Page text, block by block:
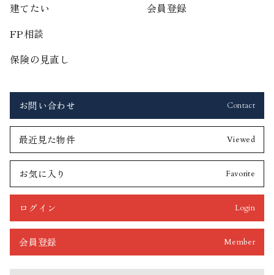
建てたい
FP相談
保険の見直し
会員登録
お問い合わせ Contact
最近見た物件 Viewed
お気に入り Favorite
ログイン Login
会員登録 Member